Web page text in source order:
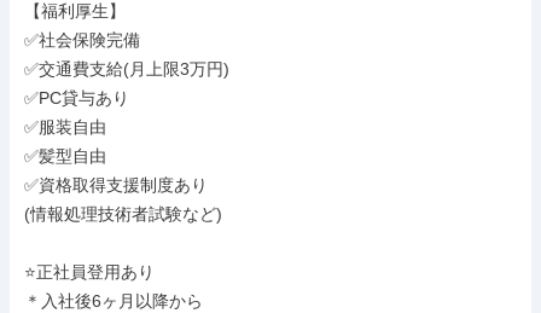
【福利厚生】
✅社会保険完備
✅交通費支給(月上限3万円)
✅PC貸与あり
✅服装自由
✅髪型自由
✅資格取得支援制度あり
(情報処理技術者試験など)
⭐正社員登用あり
＊入社後6ヶ月以降から